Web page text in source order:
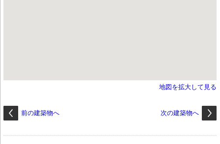
地図を拡大して見る
前の建築物へ 次の建築物へ